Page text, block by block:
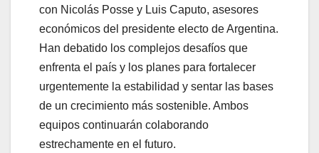
con Nicolás Posse y Luis Caputo, asesores
económicos del presidente electo de Argentina.
Han debatido los complejos desafíos que
enfrenta el país y los planes para fortalecer
urgentemente la estabilidad y sentar las bases
de un crecimiento más sostenible. Ambos
equipos continuarán colaborando
estrechamente en el futuro.